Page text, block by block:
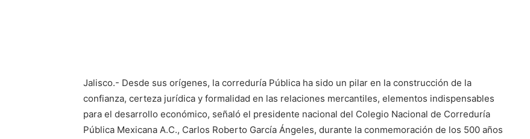
Jalisco.- Desde sus orígenes, la correduría Pública ha sido un pilar en la construcción de la
confianza, certeza jurídica y formalidad en las relaciones mercantiles, elementos indispensables
para el desarrollo económico, señaló el presidente nacional del Colegio Nacional de Correduría
Pública Mexicana A.C., Carlos Roberto García Ángeles, durante la conmemoración de los 500 años